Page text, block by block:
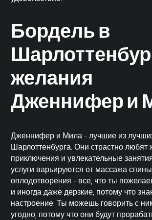
Бордель в
желания
Дженнифер и
Дженнифер и Мила - лучшие из
Шарлоттенбурга. Они страстно любят
приключения и увлекательные
услуги варьируются от массажа
оплодотворения - все, что ты
и иногда даже дерзкие, потому что
настроение. Ты можешь говорить с
угодно, потому что они будут